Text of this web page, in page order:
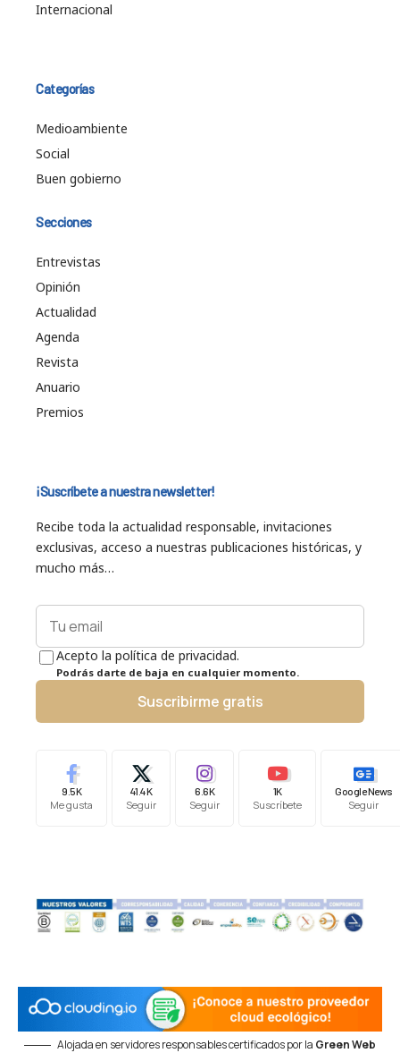
Internacional
Categorías
Medioambiente
Social
Buen gobierno
Secciones
Entrevistas
Opinión
Actualidad
Agenda
Revista
Anuario
Premios
¡Suscríbete a nuestra newsletter!
Recibe toda la actualidad responsable, invitaciones
exclusivas, acceso a nuestras publicaciones históricas, y
mucho más…
Acepto la política de privacidad.
Podrás darte de baja en cualquier momento.
Suscribirme gratis
9.5K
Me gusta
41.4K
Seguir
6.6K
Seguir
1K
Suscríbete
Google News
Seguir
Alojada en servidores responsables certificados por la Green Web